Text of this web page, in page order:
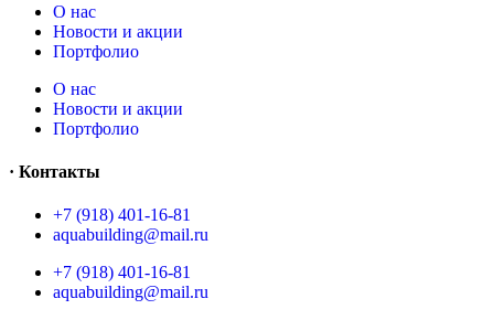
O нас
Новости и акции
Портфолио
O нас
Новости и акции
Портфолио
· Контакты
+7 (918) 401-16-81
aquabuilding@mail.ru
+7 (918) 401-16-81
aquabuilding@mail.ru